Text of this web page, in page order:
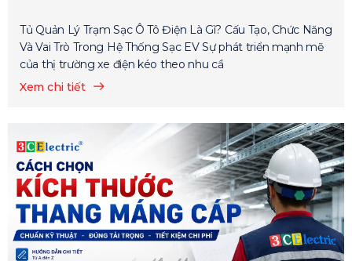
Tủ Quản Lý Trạm Sạc Ô Tô Điện Là Gì? Cấu Tạo, Chức Năng
Và Vai Trò Trong Hệ Thống Sạc EV Sự phát triển mạnh mẽ
của thị trường xe điện kéo theo nhu cầ
Xem chi tiết